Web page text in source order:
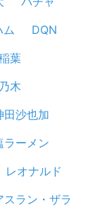
ム
DQN
葉
乃木
田沙也加
ラーメン
レオナルド
スラン・ザラ